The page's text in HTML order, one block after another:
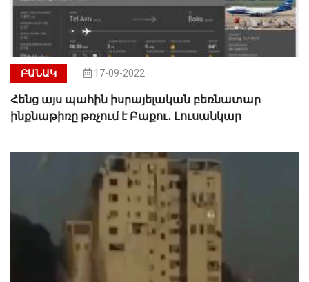
ԲԱՆԱԿ 17-09-2022
Հենց այս պահին իսրայելական բեռնատար
ինքնաթիռը թռչում է Բաքու․ Լուսանկար